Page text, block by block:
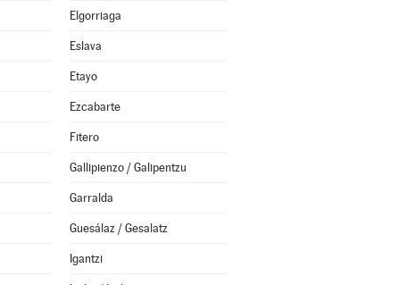
Elgorriaga
Eslava
Etayo
Ezcabarte
Fitero
Gallipienzo / Galipentzu
Garralda
Guesálaz / Gesalatz
Igantzi